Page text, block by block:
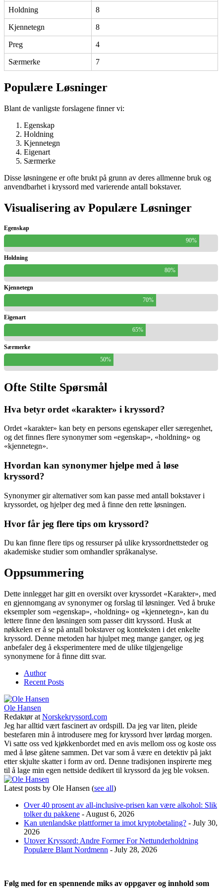
Holdning 8
Kjennetegn 8
Preg 4
Særmerke 7
Populære Løsninger
Blant de vanligste forslagene finner vi:
Egenskap
Holdning
Kjennetegn
Eigenart
Særmerke
Disse løsningene er ofte brukt på grunn av deres allmenne bruk og
anvendbarhet i kryssord med varierende antall bokstaver.
Visualisering av Populære Løsninger
Egenskap
90%
Holdning
80%
Kjennetegn
70%
Eigenart
65%
Særmerke
50%
Ofte Stilte Spørsmål
Hva betyr ordet «karakter» i kryssord?
Ordet «karakter» kan bety en persons egenskaper eller særegenhet,
og det finnes flere synonymer som «egenskap», «holdning» og
«kjennetegn».
Hvordan kan synonymer hjelpe med å løse
kryssord?
Synonymer gir alternativer som kan passe med antall bokstaver i
kryssordet, og hjelper deg med å finne den rette løsningen.
Hvor får jeg flere tips om kryssord?
Du kan finne flere tips og ressurser på ulike kryssordnettsteder og
akademiske studier som omhandler språkanalyse.
Oppsummering
Dette innlegget har gitt en oversikt over kryssordet «Karakter», med
en gjennomgang av synonymer og forslag til løsninger. Ved å bruke
eksempler som «egenskap», «holdning» og «kjennetegn», kan du
lettere finne den løsningen som passer ditt kryssord. Husk at
nøkkelen er å se på antall bokstaver og konteksten i det enkelte
kryssord. Denne metoden har hjulpet meg mange ganger, og jeg
anbefaler deg å eksperimentere med de ulike tilgjengelige
synonymene for å finne ditt svar.
Author
Recent Posts
Ole Hansen
Redaktørat Norskekryssord.com
Jeg har alltid vært fascinert av ordspill. Da jeg var liten, pleide
bestefaren min å introdusere meg for kryssord hver lørdag morgen.
Vi satte oss ved kjøkkenbordet med en avis mellom oss og koste oss
med å løse gåtene sammen. Det var som å være en detektiv på jakt
etter skjulte skatter i form av ord. Denne tradisjonen inspirerte meg
til å lage min egen nettside dedikert til kryssord da jeg ble voksen.
Latest posts by Ole Hansen (see all)
Over 40 prosent av all-inclusive-prisen kan være alkohol: Slik
tolker du pakkene - August 6, 2026
Kan utenlandske plattformer ta imot kryptobetaling? - July 30,
2026
Utover Kryssord: Andre Former For Nettunderholdning
Populære Blant Nordmenn - July 28, 2026
Følg med for en spennende miks av oppgaver og innhold som